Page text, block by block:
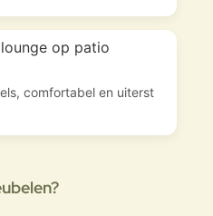
van zijn projecten hebben
onafhankelijk van schaal.
director voor Lacoste, of in
zijn een bewijs van
zich zowel door zijn
er een "pilstijl" bestaat, is dit in
comfortabel en uiterst